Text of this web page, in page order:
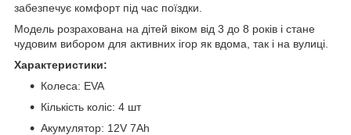
забезпечує комфорт під час поїздки.
Модель розрахована на дітей віком від 3 до 8 років і стане
чудовим вибором для активних ігор як вдома, так і на вулиці.
Характеристики:
Колеса: EVA
Кількість коліс: 4 шт
Акумулятор: 12V 7Ah